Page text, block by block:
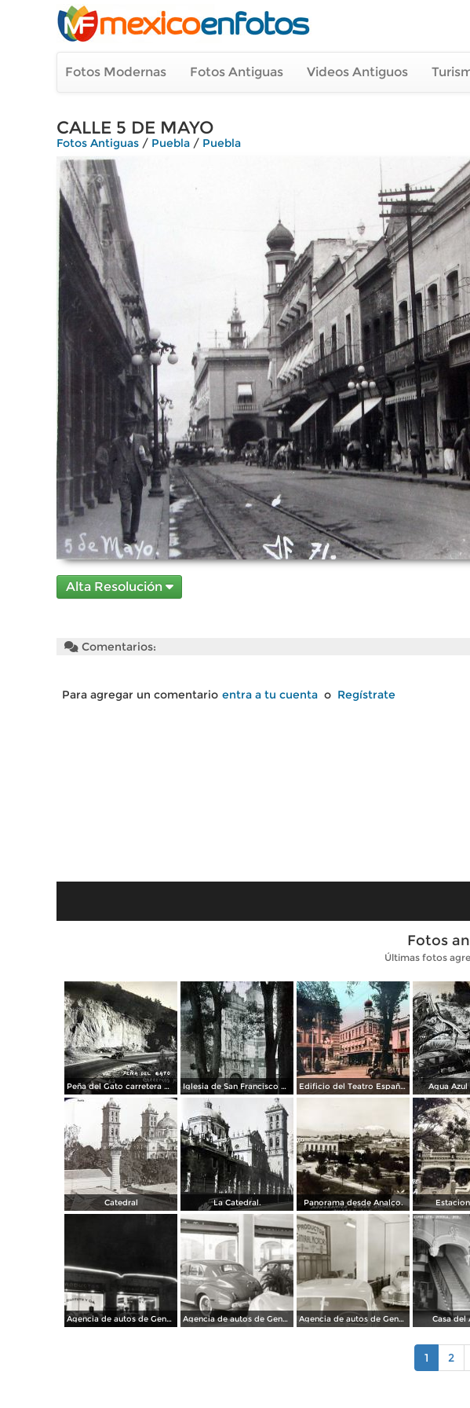
Fotos Modernas Fotos Antiguas Videos Antiguos
CALLE 5 DE MAYO
Fotos Antiguas / Puebla / Puebla
Alta Resolución
Comentarios:
Para agregar un comentario entra a tu cuenta o Regístrate
Fotos
Últimas fotos
Peña del Gato carretera Mexico-Puebla Iglesia de San Francisco por el Fotógrafo Hugo Brehme. Edificio del Teatro Español. Agua
Catedral La Catedral. Panorama desde Analco.
Agencia de autos de General Motors Agencia de autos de General Motors Agencia de autos de General Motors Casa del
1 2